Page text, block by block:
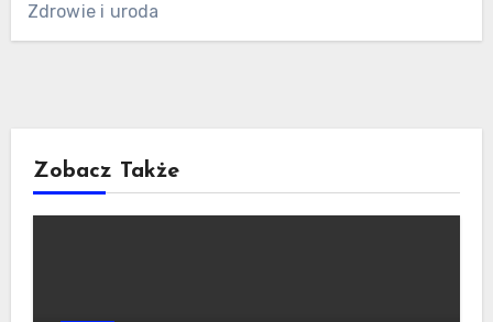
Zdrowie i uroda
Zobacz Także